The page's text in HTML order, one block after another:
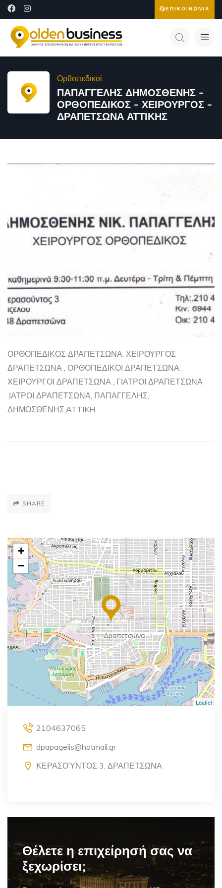
ΕΠΙΚΟΙΝΩΝΙΑ
Ορθοπεδικοί
ΠΑΠΑΓΓΕΛΗΣ ΔΗΜΟΣΘΕΝΗΣ –
ΟΡΘΟΠΕΔΙΚΟΣ – ΧΕΙΡΟΥΡΓΟΣ –
ΔΡΑΠΕΤΣΩΝΑ ΑΤΤΙΚΗΣ
ΟΡΘΟΠΕΔΙΚΟΣ ΔΡΑΠΕΤΣΩΝΑ, ΧΕΙΡΟΥΡΓΟΣ
ΔΡΑΠΕΤΣΩΝΑ , ΟΡΘΟΠΕΔΙΚΟΙ ΔΡΑΠΕΤΣΩΝΑ ,
ΧΕΙΡΟΥΡΓΟΙ ΔΡΑΠΕΤΣΩΝΑ , ΓΙΑΤΡΟΙ ΔΡΑΠΕΤΣΩΝΑ
,ΙΑΤΡΟΙ ΔΡΑΠΕΤΣΩΝΑ, ΠΑΠΑΓΓΕΛΗΣ,
ΔΗΜΟΣΘΕΝΗΣ,ATTIKH
SHARE
+
−
Leaflet
2104637065
dpapagelis@hotmail.gr
ΚΕΡΑΣΟΎΝΤΟΣ 3, ΔΡΑΠΕΤΣΩΝΑ
Θέλετε η επιχείρησή σας να
ξεχωρίσει;